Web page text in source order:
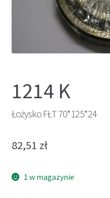
1214 K
Łożysko FŁT 70*125*24
82,51 zł
1 w magazynie